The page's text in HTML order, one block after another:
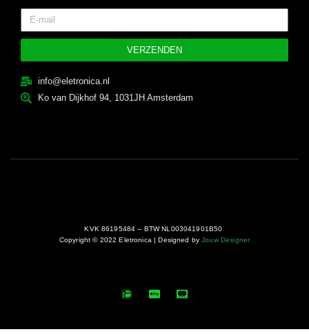
VERZENDEN
info@eletronica.nl
Ko van Dijkhof 94, 1031JH Amsterdam
KVK 86195484 – BTW NL003041901B50
Copyright © 2022 Eletronica | Designed byJouw Designer